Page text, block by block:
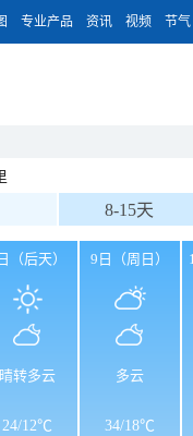
专业产品 资讯 视频 节气
8-15天
（后天）
晴转多云
24/12℃
9日（周日）
多云
34/18℃